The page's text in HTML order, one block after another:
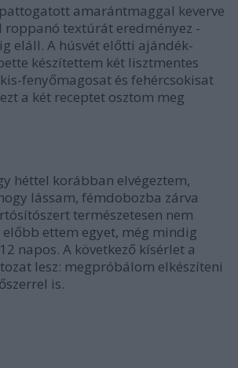
amarántmaggal keverve
textúrát eredményez -
eláll. A húsvét előtti ajándék-
készítettem két lisztmentes
fenyőmagosat és fehércsokisat
a két receptet osztom meg
héttel korábban elvégeztem,
lássam, fémdobozba zárva
természetesen nem
előbb ettem egyet, még mindig
napos. A következő kísérlet a
lesz: megpróbálom elkészíteni
is.